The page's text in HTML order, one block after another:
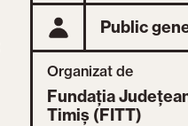
Public
Organizat de
Fundația
Timiș (FITT)